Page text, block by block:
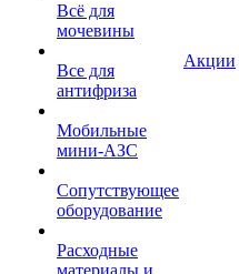
Всё для
мочевины
Все для
антифриза
Мобильные
мини-АЗС
Сопутствующее
оборудование
Расходные
материалы и
Акции